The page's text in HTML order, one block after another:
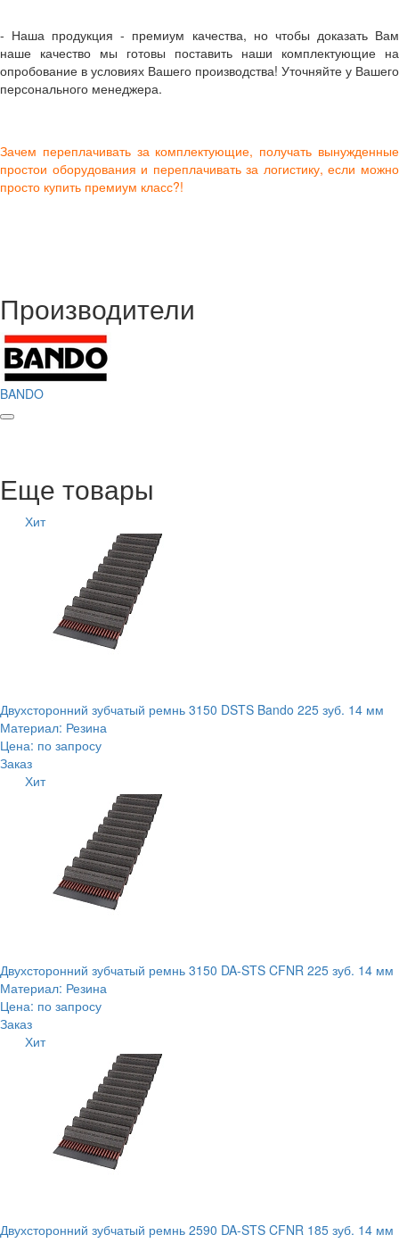
- Наша продукция - премиум качества, но чтобы доказать Вам
наше качество мы готовы поставить наши комплектующие на
опробование в условиях Вашего производства! Уточняйте у Вашего
персонального менеджера.
Зачем переплачивать за комплектующие, получать вынужденные
простои оборудования и переплачивать за логистику, если можно
просто купить премиум класс?!
Производители
BANDO
Еще товары
Хит
Двухсторонний зубчатый ремнь 3150 DSTS Bando 225 зуб. 14 мм
Материал: Резина
Цена: по запросу
Заказ
Хит
Двухсторонний зубчатый ремнь 3150 DA-STS CFNR 225 зуб. 14 мм
Материал: Резина
Цена: по запросу
Заказ
Хит
Двухсторонний зубчатый ремнь 2590 DA-STS CFNR 185 зуб. 14 мм